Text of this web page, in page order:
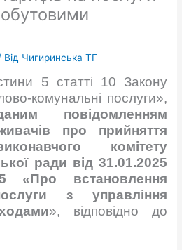
Від Чигиринська ТГ
5 статті 10 Закону
комунальні послуги»,
повідомленням
про прийняття
комітету
ради від 31.01.2025
встановлення
з управління
», відповідно до